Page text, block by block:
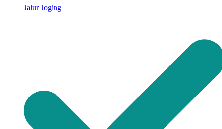
Jalur Joging